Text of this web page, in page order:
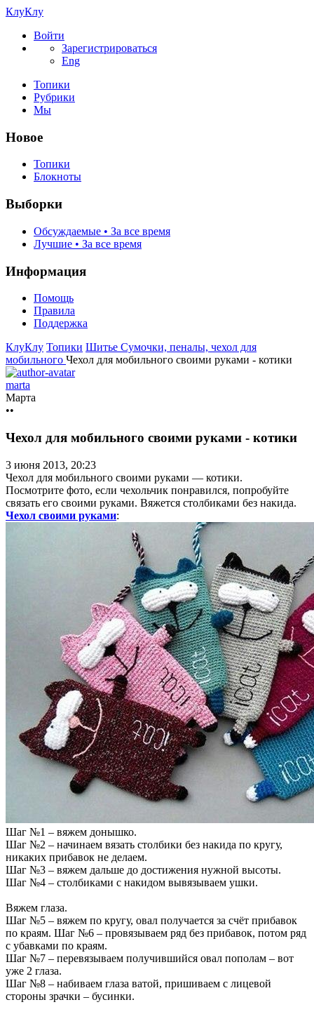
КлуКлу
Войти
Зарегистрироваться
Eng
Топики
Рубрики
Мы
Новое
Топики
Блокноты
Выборки
Обсуждаемые • За все время
Лучшие • За все время
Информация
Помощь
Правила
Поддержка
КлуКлу Топики Шитье Сумочки, пеналы, чехол для
мобильного Чехол для мобильного своими руками - котики
marta
Марта
••
Чехол для мобильного своими руками - котики
3 июня 2013, 20:23
Чехол для мобильного своими руками — котики.
Посмотрите фото, если чехольчик понравился, попробуйте
связать его своими руками. Вяжется столбиками без накида.
Чехол своими руками:
Шаг №1 – вяжем донышко.
Шаг №2 – начинаем вязать столбики без накида по кругу,
никаких прибавок не делаем.
Шаг №3 – вяжем дальше до достижения нужной высоты.
Шаг №4 – столбиками с накидом вывязываем ушки.
Вяжем глаза.
Шаг №5 – вяжем по кругу, овал получается за счёт прибавок
по краям. Шаг №6 – провязываем ряд без прибавок, потом ряд
с убавками по краям.
Шаг №7 – перевязываем получившийся овал пополам – вот
уже 2 глаза.
Шаг №8 – набиваем глаза ватой, пришиваем с лицевой
стороны зрачки – бусинки.